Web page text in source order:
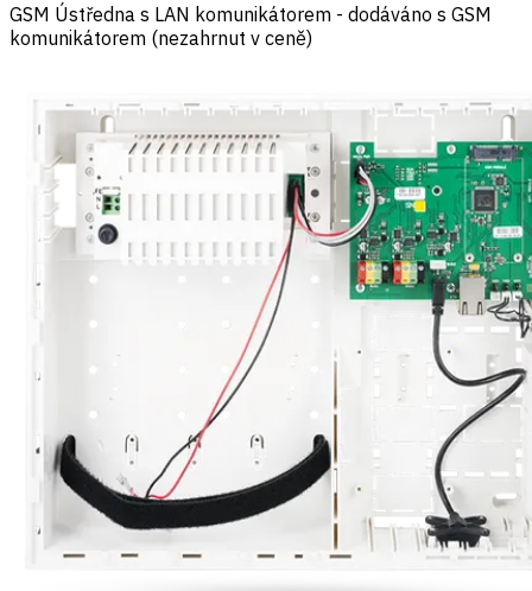
GSM Ústředna s LAN komunikátorem - dodáváno s GSM
komunikátorem (nezahrnut v ceně)